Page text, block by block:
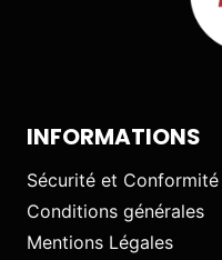
INFORMATIONS
Sécurité et Conformité
Conditions générales
Mentions Légales